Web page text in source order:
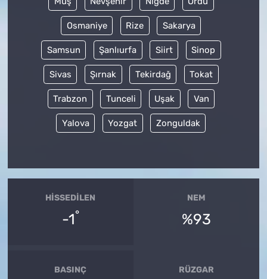
Osmaniye Rize Sakarya
Samsun Şanlıurfa Siirt Sinop
Sivas Şırnak Tekirdağ Tokat
Trabzon Tunceli Uşak Van
Yalova Yozgat Zonguldak
HISSEDILEN
-1°
NEM
%93
BASINÇ RÜZGAR